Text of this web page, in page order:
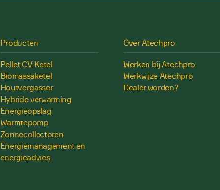
Producten
Pellet CV Ketel
Biomassaketel
Houtvergasser
Hybride verwarming
Energieopslag
Warmtepomp
Zonnecollectoren
Energiemanagement en
energieadvies
Over Atechpro
Werken bij Atechpro
Werkwijze Atechpro
Dealer worden?